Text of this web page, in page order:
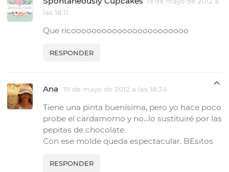
las 18:11
Que ricooooooooooooooooooooooo
RESPONDER
Ana 19 de mayo de 2012 a las 18:34
Tiene una pinta buenísima, pero yo hace poco
probe el cardamomo y no...lo sustituiré por las
pepitas de chocolate.
Con ese molde queda espectacular. BEsitos
RESPONDER